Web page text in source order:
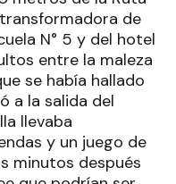
de
N° 5 y del hotel
entre la maleza
se había hallado
a la salida del
llevaba
y un juego de
minutos después